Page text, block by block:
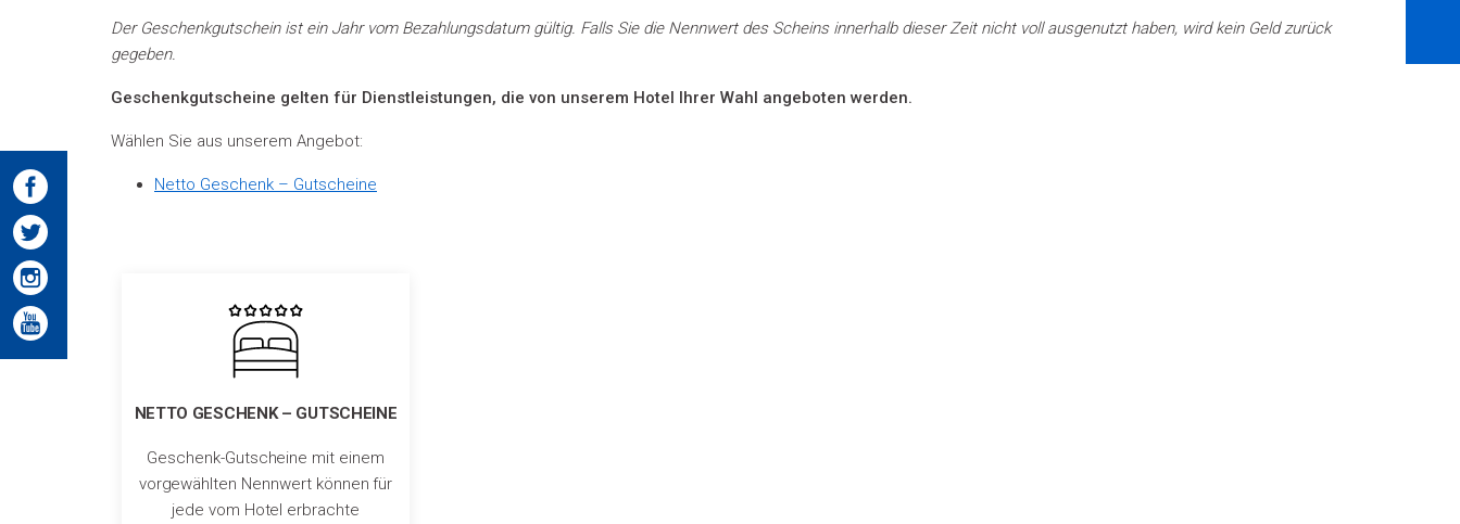
Der Geschenkgutschein ist ein Jahr vom Bezahlungsdatum gültig. Falls Sie die Nennwert des Scheins innerhalb dieser Zeit nicht voll ausgenutzt haben, wird kein Geld zurück
gegeben.
Geschenkgutscheine gelten für Dienstleistungen, die von unserem Hotel Ihrer Wahl angeboten werden.
Wählen Sie aus unserem Angebot:
Netto Geschenk – Gutscheine
NETTO GESCHENK – GUTSCHEINE
Geschenk-Gutscheine mit einem
vorgewählten Nennwert können für
jede vom Hotel erbrachte